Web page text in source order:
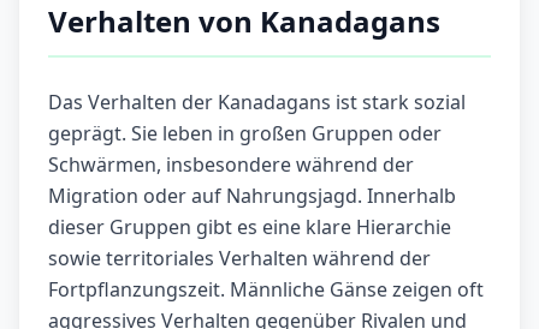
Verhalten von Kanadagans
Das Verhalten der Kanadagans ist stark sozial
geprägt. Sie leben in großen Gruppen oder
Schwärmen, insbesondere während der
Migration oder auf Nahrungsjagd. Innerhalb
dieser Gruppen gibt es eine klare Hierarchie
sowie territoriales Verhalten während der
Fortpflanzungszeit. Männliche Gänse zeigen oft
aggressives Verhalten gegenüber Rivalen und